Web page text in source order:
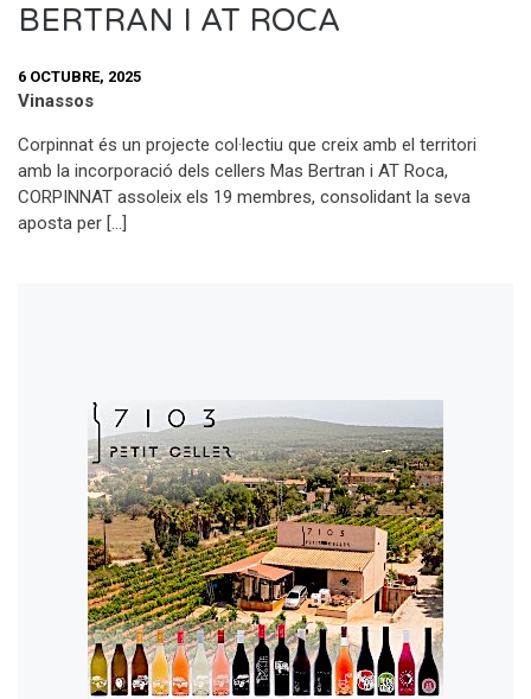
BERTRAN I AT ROCA
6 OCTUBRE, 2025
Vinassos
Corpinnat és un projecte col·lectiu que creix amb el territori
amb la incorporació dels cellers Mas Bertran i AT Roca,
CORPINNAT assoleix els 19 membres, consolidant la seva
aposta per […]